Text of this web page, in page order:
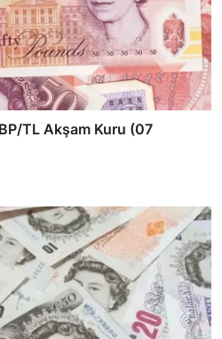
TL Akşam Kuru (07